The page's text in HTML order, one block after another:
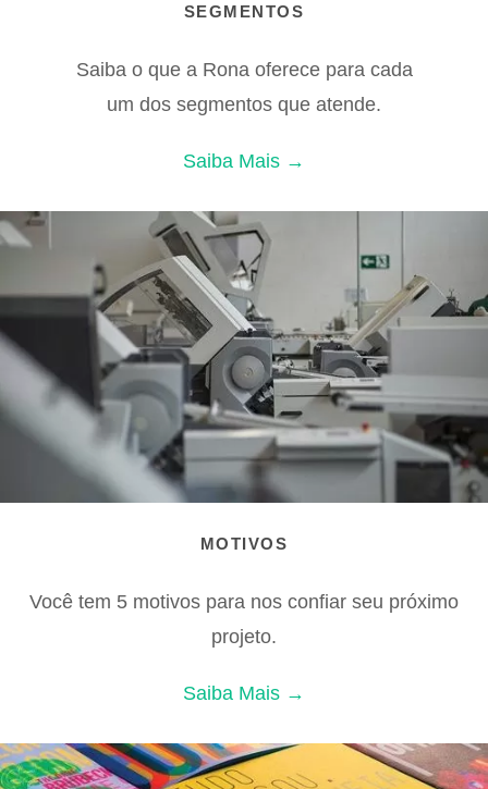
SEGMENTOS
Saiba o que a Rona oferece para cada
um dos segmentos que atende.
Saiba Mais →
MOTIVOS
Você tem 5 motivos para nos confiar seu próximo
projeto.
Saiba Mais →